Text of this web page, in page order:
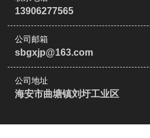
13906277565
公司邮箱
sbgxjp@163.com
公司地址
海安市曲塘镇刘圩工业区